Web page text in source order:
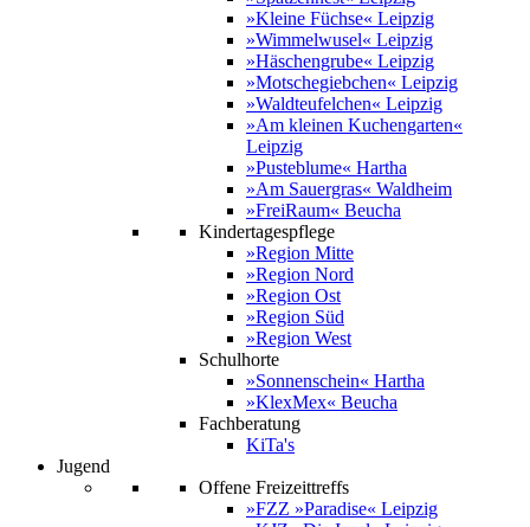
»Kleine Füchse« Leipzig
»Wimmelwusel« Leipzig
»Häschengrube« Leipzig
»Motschegiebchen« Leipzig
»Waldteufelchen« Leipzig
»Am kleinen Kuchengarten«
Leipzig
»Pusteblume« Hartha
»Am Sauergras« Waldheim
»FreiRaum« Beucha
Kindertagespflege
»Region Mitte
»Region Nord
»Region Ost
»Region Süd
»Region West
Schulhorte
»Sonnenschein« Hartha
»KlexMex« Beucha
Fachberatung
KiTa's
Jugend
Offene Freizeittreffs
»FZZ »Paradise« Leipzig